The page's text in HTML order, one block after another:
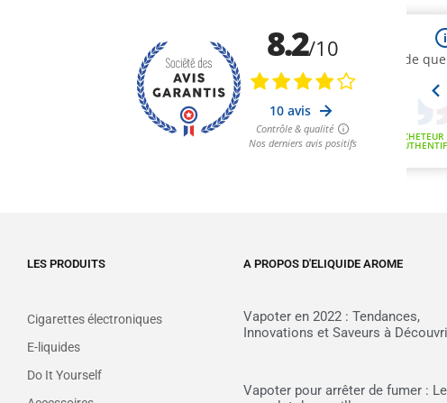
LES PRODUITS
Cigarettes électroniques
E-liquides
Do It Yourself
A PROPOS D'ELIQUIDE AROME
Vapoter en 2022 : Tendances,
Innovations et Saveurs à
Vapoter pour arrêter de fumer :